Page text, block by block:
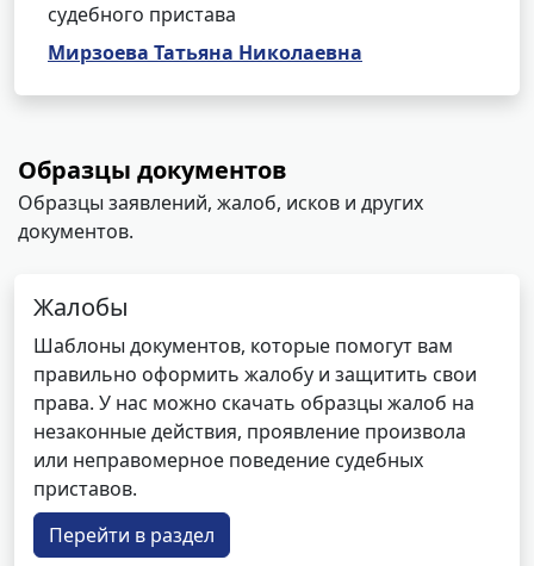
судебного пристава
Мирзоева Татьяна Николаевна
Образцы документов
Образцы заявлений, жалоб, исков и других
документов.
Жалобы
Шаблоны документов, которые помогут вам
правильно оформить жалобу и защитить свои
права. У нас можно скачать образцы жалоб на
незаконные действия, проявление произвола
или неправомерное поведение судебных
приставов.
Перейти в раздел